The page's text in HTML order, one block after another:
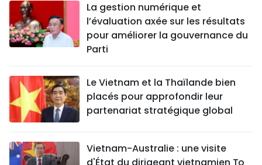
La gestion numérique et
l’évaluation axée sur les résultats
pour améliorer la gouvernance du
Parti
Le Vietnam et la Thaïlande bien
placés pour approfondir leur
partenariat stratégique global
Vietnam-Australie : une visite